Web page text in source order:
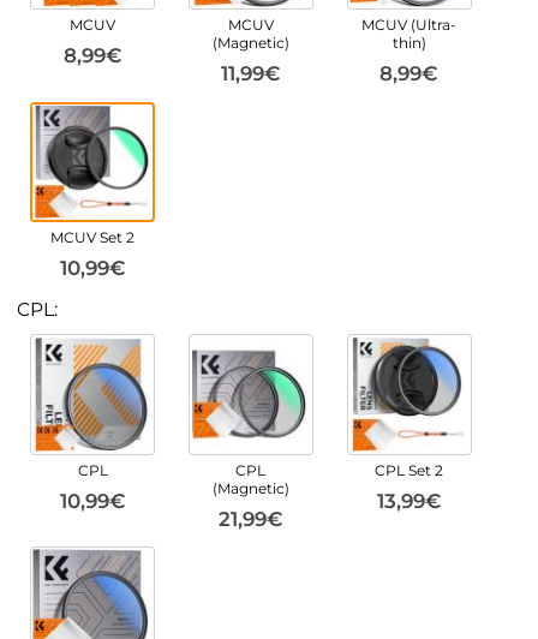
MCUV
8,99€
MCUV
(Magnetic)
11,99€
MCUV (Ultra-
thin)
8,99€
MCUV Set 2
10,99€
CPL:
CPL
10,99€
CPL
(Magnetic)
21,99€
CPL Set 2
13,99€